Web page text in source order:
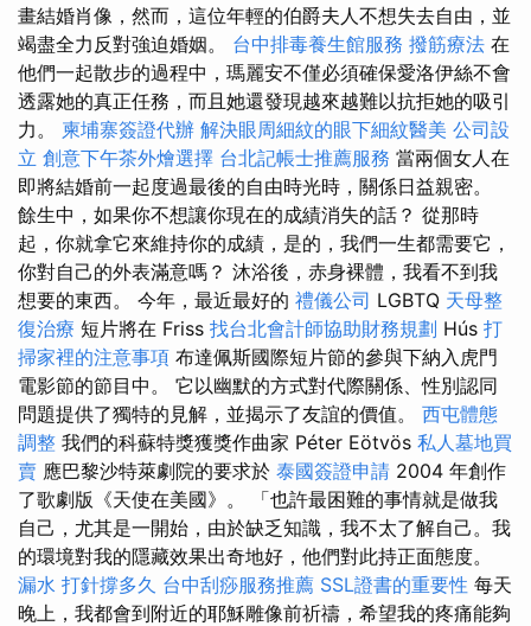
畫結婚肖像，然而，這位年輕的伯爵夫人不想失去自由，並
竭盡全力反對強迫婚姻。 台中排毒養生館服務 撥筋療法 在
他們一起散步的過程中，瑪麗安不僅必須確保愛洛伊絲不會
透露她的真正任務，而且她還發現越來越難以抗拒她的吸引
力。 柬埔寨簽證代辦 解決眼周細紋的眼下細紋醫美 公司設
立 創意下午茶外燴選擇 台北記帳士推薦服務 當兩個女人在
即將結婚前一起度過最後的自由時光時，關係日益親密。
餘生中，如果你不想讓你現在的成績消失的話？ 從那時
起，你就拿它來維持你的成績，是的，我們一生都需要它，
你對自己的外表滿意嗎？ 沐浴後，赤身裸體，我看不到我
想要的東西。 今年，最近最好的 禮儀公司 LGBTQ 天母整
復治療 短片將在 Friss 找台北會計師協助財務規劃 Hús 打
掃家裡的注意事項 布達佩斯國際短片節的參與下納入虎門
電影節的節目中。 它以幽默的方式對代際關係、性別認同
問題提供了獨特的見解，並揭示了友誼的價值。 西屯體態
調整 我們的科蘇特獎獲獎作曲家 Péter Eötvös 私人墓地買
賣 應巴黎沙特萊劇院的要求於 泰國簽證申請 2004 年創作
了歌劇版《天使在美國》。 「也許最困難的事情就是做我
自己，尤其是一開始，由於缺乏知識，我不太了解自己。我
的環境對我的隱藏效果出奇地好，他們對此持正面態度。
漏水 打針撐多久 台中刮痧服務推薦 SSL證書的重要性 每天
晚上，我都會到附近的耶穌雕像前祈禱，希望我的疼痛能夠